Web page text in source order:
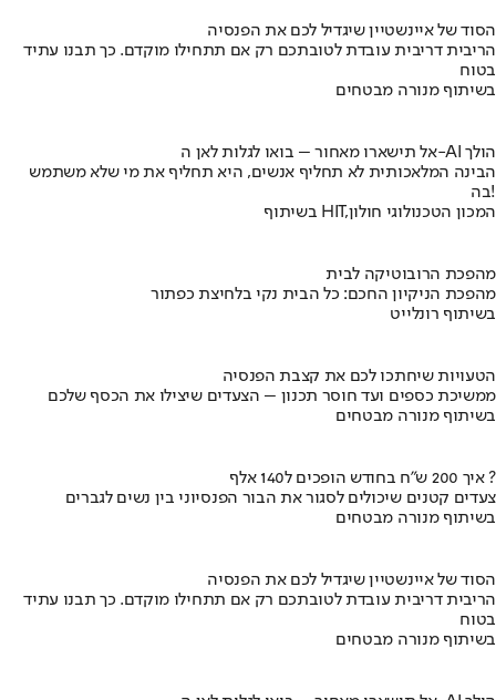
הסוד של איינשטיין שיגדיל לכם את הפנסיה
הריבית דריבית עובדת לטובתכם רק אם תתחילו מוקדם. כך תבנו עתיד
בטוח
בשיתוף מנורה מבטחים
אל תישארו מאחור – בואו לגלות לאן ה-AI הולך
הבינה המלאכותית לא תחליף אנשים, היא תחליף את מי שלא משתמש
בה!
בשיתוף HIT,המכון הטכנולוגי חולון
מהפכת הרובוטיקה לבית
מהפכת הניקיון החכם: כל הבית נקי בלחיצת כפתור
בשיתוף רונלייט
הטעויות שיחתכו לכם את קצבת הפנסיה
ממשיכת כספים ועד חוסר תכנון – הצעדים שיצילו את הכסף שלכם
בשיתוף מנורה מבטחים
איך 200 ש"ח בחודש הופכים ל140 אלף ?
צעדים קטנים שיכולים לסגור את הבור הפנסיוני בין נשים לגברים
בשיתוף מנורה מבטחים
הסוד של איינשטיין שיגדיל לכם את הפנסיה
הריבית דריבית עובדת לטובתכם רק אם תתחילו מוקדם. כך תבנו עתיד
בטוח
בשיתוף מנורה מבטחים